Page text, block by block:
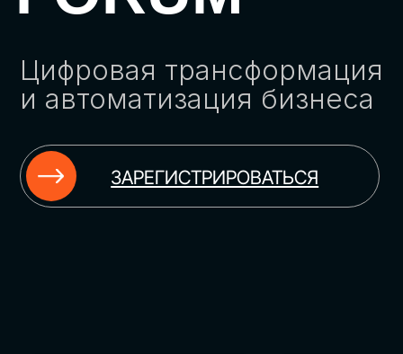
ЗАРЕГИСТРИРОВАТЬСЯ
ИСКУССТВЕННЫЙ ИНТЕЛЛЕКТ
ЦИФРОВИЗАЦИЯ
ИМПОРТОЗАМЕЩЕНИЕ